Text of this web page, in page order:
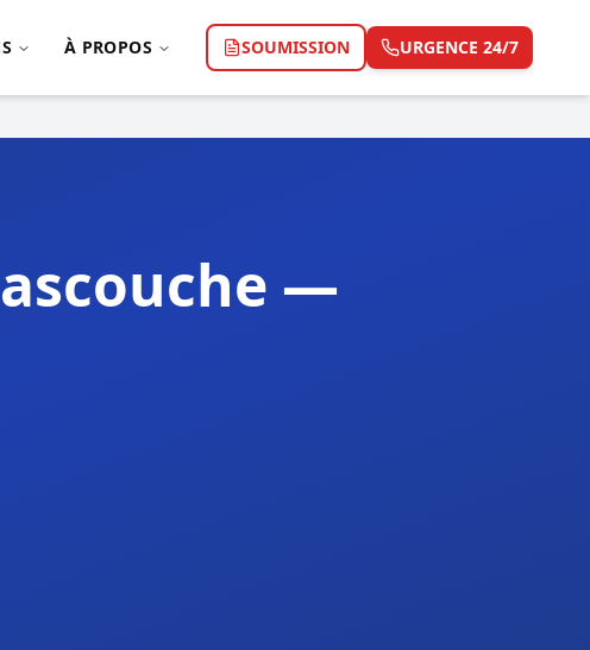
À PROPOS SOUMISSION URGENCE 24/7
—